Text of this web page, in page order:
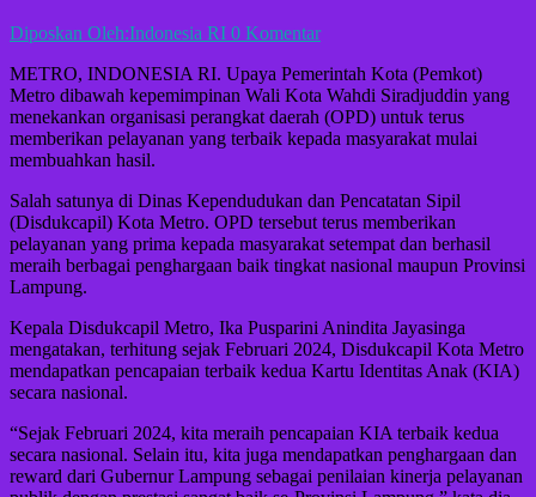
Diposkan Oleh:Indonesia RI 0 Komentar
METRO, INDONESIA RI. Upaya Pemerintah Kota (Pemkot)
Metro dibawah kepemimpinan Wali Kota Wahdi Siradjuddin yang
menekankan organisasi perangkat daerah (OPD) untuk terus
memberikan pelayanan yang terbaik kepada masyarakat mulai
membuahkan hasil.
Salah satunya di Dinas Kependudukan dan Pencatatan Sipil
(Disdukcapil) Kota Metro. OPD tersebut terus memberikan
pelayanan yang prima kepada masyarakat setempat dan berhasil
meraih berbagai penghargaan baik tingkat nasional maupun Provinsi
Lampung.
Kepala Disdukcapil Metro, Ika Pusparini Anindita Jayasinga
mengatakan, terhitung sejak Februari 2024, Disdukcapil Kota Metro
mendapatkan pencapaian terbaik kedua Kartu Identitas Anak (KIA)
secara nasional.
“Sejak Februari 2024, kita meraih pencapaian KIA terbaik kedua
secara nasional. Selain itu, kita juga mendapatkan penghargaan dan
reward dari Gubernur Lampung sebagai penilaian kinerja pelayanan